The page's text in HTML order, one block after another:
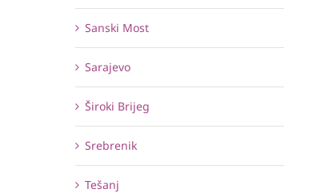
Sanski Most
Sarajevo
Široki Brijeg
Srebrenik
Tešanj